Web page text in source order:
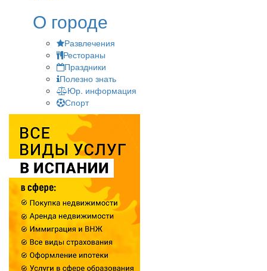
О городе
Развлечения
Рестораны
Праздники
Полезно знать
Юр. информация
Спорт